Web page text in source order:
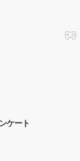
ケート